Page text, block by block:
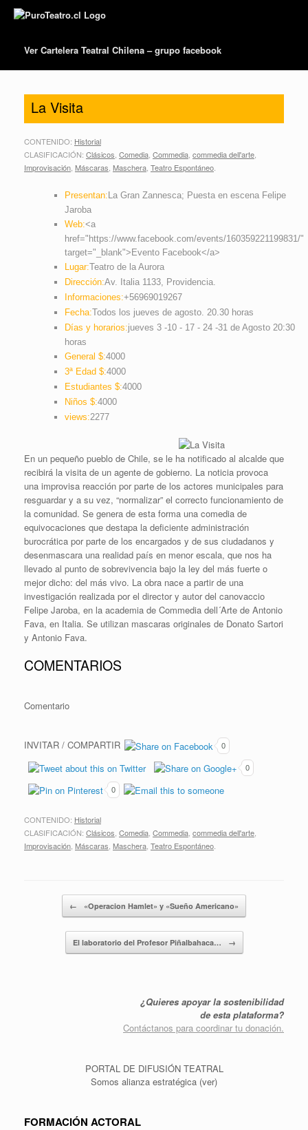
Ver Cartelera Teatral Chilena – grupo facebook
La Visita
CONTENIDO: Historial
CLASIFICACIÓN: Clásicos Comedia Commedia commedia dell'arte
Improvisación Máscaras Maschera Teatro Espontáneo
Presentan:La Gran Zannesca; Puesta en escena Felipe
Jaroba
Web:<a
href="https://www.facebook.com/events/160359221199831/"
target="_blank">Evento Facebook</a>
Lugar:Teatro de la Aurora
Dirección:Av. Italia 1133, Providencia.
Informaciones:+56969019267
Fecha:Todos los jueves de agosto. 20.30 horas
Días y horarios:jueves 3 -10 - 17 - 24 -31 de Agosto 20:30
horas
General $:4000
3ª Edad $:4000
Estudiantes $:4000
Niños $:4000
views:2277
En un pequeño pueblo de Chile, se le ha notificado al alcalde que
recibirá la visita de un agente de gobierno. La noticia provoca
una improvisa reacción por parte de los actores municipales para
resguardar y a su vez, “normalizar” el correcto funcionamiento de
la comunidad. Se genera de esta forma una comedia de
equivocaciones que destapa la deficiente administración
burocrática por parte de los encargados y de sus ciudadanos y
desenmascara una realidad país en menor escala, que nos ha
llevado al punto de sobrevivencia bajo la ley del más fuerte o
mejor dicho: del más vivo. La obra nace a partir de una
investigación realizada por el director y autor del canovaccio
Felipe Jaroba, en la academia de Commedia dell´Arte de Antonio
Fava, en Italia. Se utilizan mascaras originales de Donato Sartori
y Antonio Fava.
COMENTARIOS
Comentario
INVITAR / COMPARTIR 0
0
0
CONTENIDO: Historial
CLASIFICACIÓN: Clásicos Comedia Commedia commedia dell'arte
Improvisación Máscaras Maschera Teatro Espontáneo
← «Operacion Hamlet» y «Sueño Americano»
El laboratorio del Profesor Piñalbahaca… →
¿Quieres apoyar la sostenibilidad
de esta plataforma?
Contáctanos para coordinar tu donación.
PORTAL DE DIFUSIÓN TEATRAL
Somos alianza estratégica (ver)
FORMACIÓN ACTORAL